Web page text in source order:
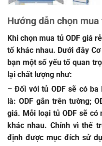
Hướng dẫn chọn
Khi chọn mua tủ ODF giá
tố khác nhau. Dưới đây
bạn một số yếu tố quan
lại chất lượng như:
– Đối với tủ ODF sẽ có
là: ODF gắn trên tường;
giá. Mỗi loại tủ ODF sẽ
khác nhau. Chính vì thế
định được mục đích sử